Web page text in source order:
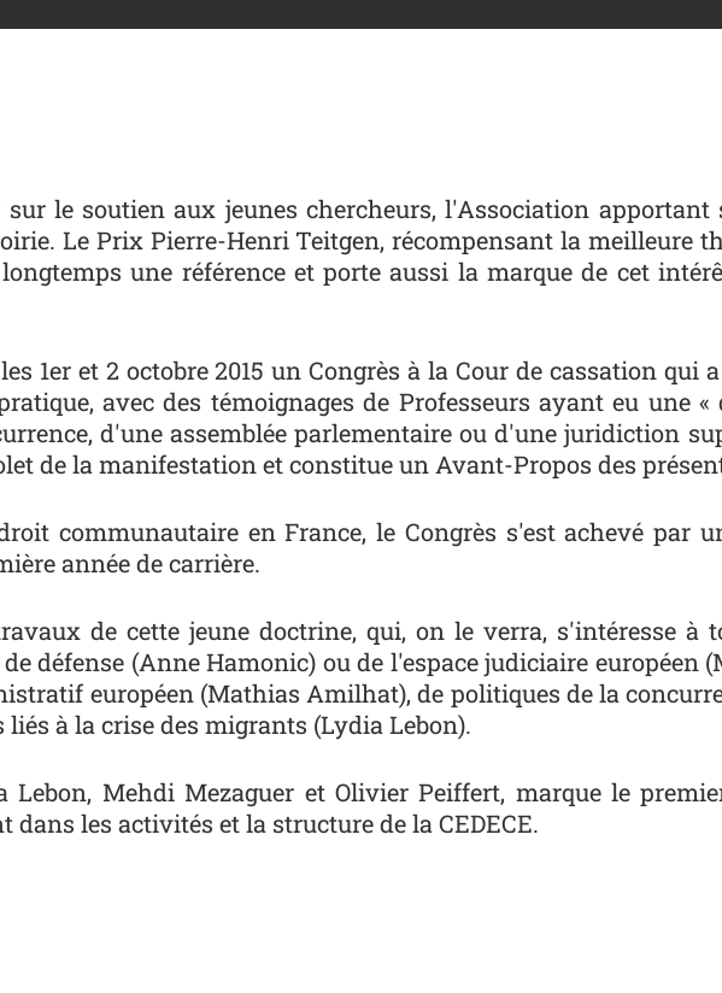
le soutien aux jeunes chercheurs, l'Association
Le Prix Pierre-Henri Teitgen, récompensant la meilleure
une référence et porte aussi la marque de cet
1er et 2 octobre 2015 un Congrès à la Cour de cassation qui
avec des témoignages de Professeurs ayant eu une «
d'une assemblée parlementaire ou d'une juridiction
de la manifestation et constitue un Avant-Propos des
communautaire en France, le Congrès s'est achevé par
année de carrière.
de cette jeune doctrine, qui, on le verra, s'intéresse à
défense (Anne Hamonic) ou de l'espace judiciaire européen
européen (Mathias Amilhat), de politiques de la
à la crise des migrants (Lydia Lebon).
Lebon, Mehdi Mezaguer et Olivier Peiffert, marque le
les activités et la structure de la CEDECE.